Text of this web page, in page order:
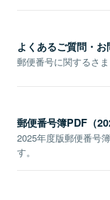
よくあるご質問・
郵便番号に関するさ
郵便番号簿PDF（
2025年度版郵便番号
す。